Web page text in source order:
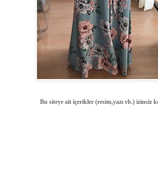
Bu siteye ait içerikler (resim,yazı vb.) izinsiz